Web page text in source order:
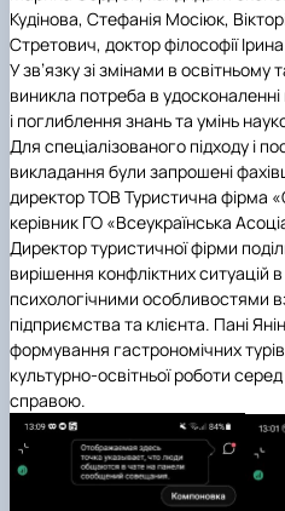
Кудінова, Стефанія Мосіюк,
Стретович, доктор філософії
У зв’язку зі змінами в
виникла потреба в
і поглиблення знань та умінь
Для спеціалізованого підходу і
викладання були запрошені
директорТОВ Туристична фірма
керівник ГО «Всеукраїнська
Директор туристичної фірми
вирішення конфліктних ситуацій
психологічними особливостями
підприємства та клієнта. Пані
формування гастрономічних
культурно-освітньої роботи
справою.